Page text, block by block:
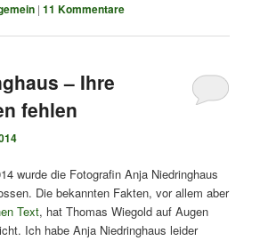
|11 Kommentare
– Ihre
fehlen
wurde die Fotografin Anja Niedringhaus
Die bekannten Fakten, vor allem aber
Text, hat Thomas Wiegold auf Augen
Ich habe Anja Niedringhaus leider